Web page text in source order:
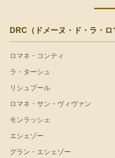
DRC（ドメーヌ・ド・ラ・ロ
ロマネ・コンティ
ラ・ターシュ
リシュブール
ロマネ・サン・ヴィヴァン
モンラッシェ
エシェゾー
グラン・エシェゾー